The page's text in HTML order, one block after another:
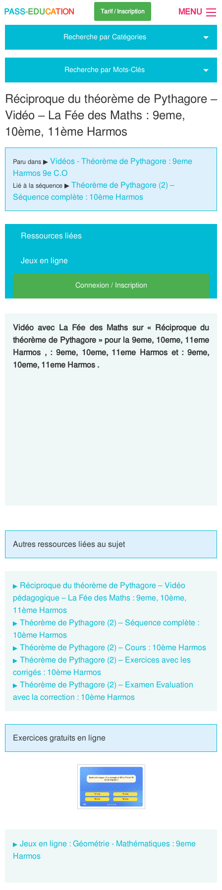
PASS-EDUCATION Tarif / Inscription MENU
Recherche par Catégories
Recherche par Mots-Clés
Réciproque du théorème de Pythagore –
Vidéo – La Fée des Maths : 9eme,
10ème, 11ème Harmos
Paru dans ▶ Vidéos - Théorème de Pythagore : 9eme
Harmos 9e C.O
Lié à la séquence ▶ Théorème de Pythagore (2) –
Séquence complète : 10ème Harmos
Ressources liées
Jeux en ligne
Connexion / Inscription
Vidéo avec La Fée des Maths sur « Réciproque du
théorème de Pythagore » pour la 9eme, 10eme, 11eme
Harmos , : 9eme, 10eme, 11eme Harmos et : 9eme,
10eme, 11eme Harmos .
Autres ressources liées au sujet
Réciproque du théorème de Pythagore – Vidéo
pédagogique – La Fée des Maths : 9eme, 10ème,
11ème Harmos
Théorème de Pythagore (2) – Séquence complète :
10ème Harmos
Théorème de Pythagore (2) – Cours : 10ème Harmos
Théorème de Pythagore (2) – Exercices avec les
corrigés : 10ème Harmos
Théorème de Pythagore (2) – Examen Evaluation
avec la correction : 10ème Harmos
Exercices gratuits en ligne
Jeux en ligne : Géométrie - Mathématiques : 9eme
Harmos